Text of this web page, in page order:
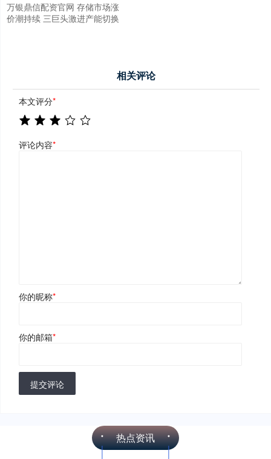
万银鼎信配资官网 存储市场涨
价潮持续 三巨头激进产能切换
相关评论
本文评分*
评论内容*
你的昵称*
你的邮箱*
提交评论
热点资讯